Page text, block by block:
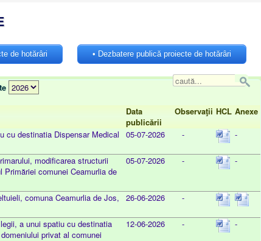
de hotărâri • Dezbatere publică proiecte de hotărâri
Data
publicării
Observaţii HCL Anexe
cu destinatia Dispensar Medical
05-07-2026 - -
modificarea structurii
comunei Ceamurlia de
05-07-2026 - -
comuna Ceamurlia de Jos,
26-06-2026 -
a unui spatiu cu destinatia
privat al comunei
12-06-2026 - -